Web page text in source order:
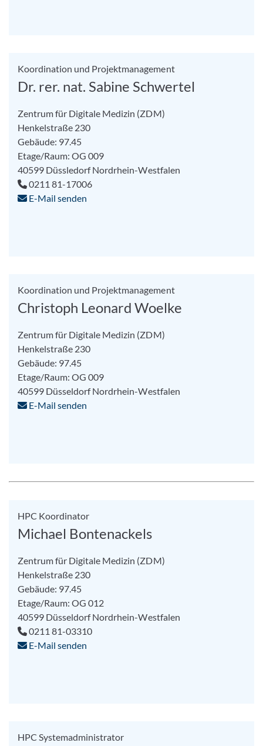
Koordination und Projektmanagement
Dr. rer. nat. Sabine Schwertel
Zentrum für Digitale Medizin (ZDM)
Henkelstraße 230
Gebäude: 97.45
Etage/Raum: OG 009
40599 DüssledorfNordrhein-Westfalen
0211 81-17006
E-Mail senden
Koordination und Projektmanagement
Christoph Leonard Woelke
Zentrum für Digitale Medizin (ZDM)
Henkelstraße 230
Gebäude: 97.45
Etage/Raum: OG 009
40599 DüsseldorfNordrhein-Westfalen
E-Mail senden
HPC Koordinator
Michael Bontenackels
Zentrum für Digitale Medizin (ZDM)
Henkelstraße 230
Gebäude: 97.45
Etage/Raum: OG 012
40599 DüsseldorfNordrhein-Westfalen
0211 81-03310
E-Mail senden
HPC Systemadministrator